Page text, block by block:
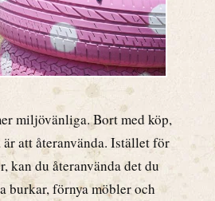
miljövänliga. Bort med köp,
att återanvända. Istället för
kan du återanvända det du
burkar, förnya möbler och